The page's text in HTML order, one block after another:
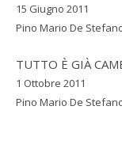
15 Giugno 2011
Pino Mario De
TUTTO È GIÀ
1 Ottobre 2011
Pino Mario De